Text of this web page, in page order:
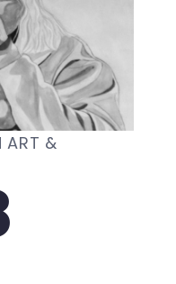
ART &